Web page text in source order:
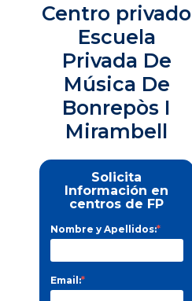
Centro privado
Escuela
Privada De
Música De
Bonrepòs I
Mirambell
Solicita
Información en
centros de FP
Nombre y Apellidos:*
Email:*